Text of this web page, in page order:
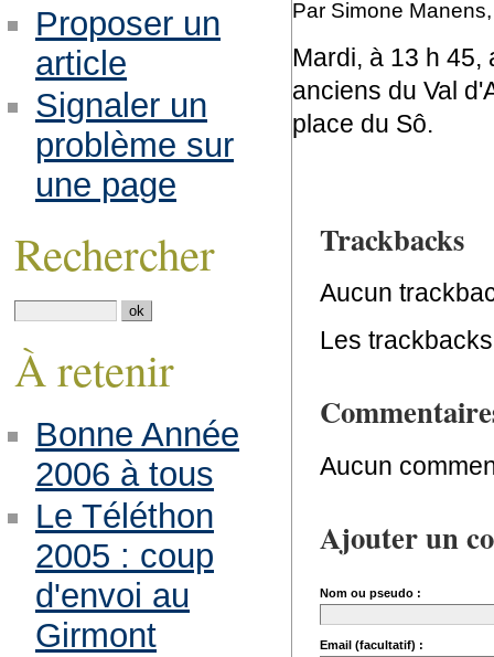
Par Simone
Mardi, à 13 h 45,
anciens du Val
place du Sô.
Trackbacks
Aucun
Les
Aucun
Ajouter un
Nom ou pseudo :
Email (facultatif) :
Proposer un
article
Signaler un
problème sur
une page
Rechercher
À retenir
Bonne Année
2006 à tous
Le Téléthon
2005 : coup
d'envoi au
Girmont